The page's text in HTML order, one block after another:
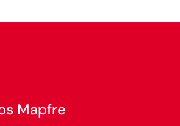
Mapfre